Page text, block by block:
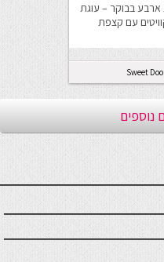
ארבע בבוקר – עוגת
עם קצפת
Sweet
נוספים